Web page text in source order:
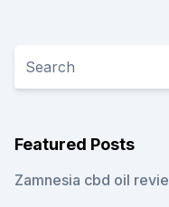
Featured Posts
Zamnesia cbd oil